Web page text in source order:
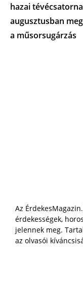
hazai
augusztusban
a műsorsugárzás
Az
érdekességek,
jelennek meg.
az olvasói